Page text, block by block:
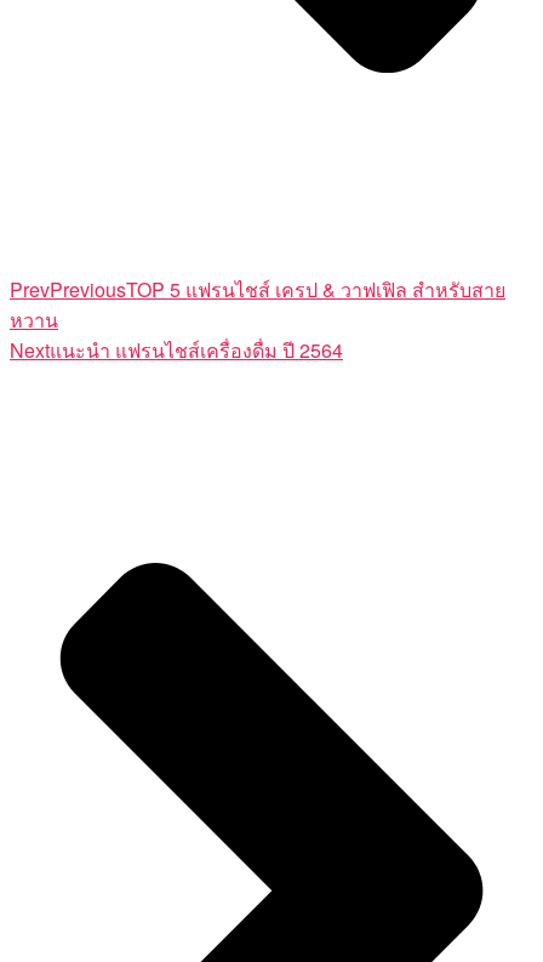
PrevPreviousTOP 5 แฟรนไชส์ เครป & วาฟเฟิล สำหรับสาย
หวาน
Nextแนะนำ แฟรนไชส์เครื่องดื่ม ปี 2564